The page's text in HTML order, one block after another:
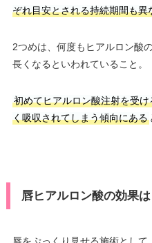
ぞれ目安とされる持続期間も異
2つめは、何度もヒアルロン酸
長くなるといわれていること。
初めてヒアルロン酸注射を受
く吸収されてしまう傾向にある
唇ヒアルロン酸の効果は